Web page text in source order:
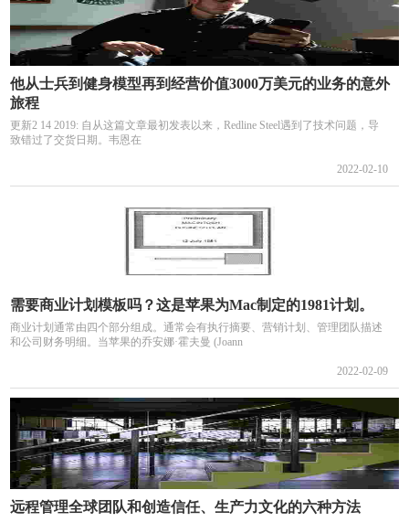
他从士兵到健身模型再到经营价值3000万美元的业务的意外
旅程
更新2 14 2019: 自从这篇文章最初发表以来，Redline Steel遇到了技术问题，导
致错过了交货日期。韦恩在
2022-02-10
需要商业计划模板吗？这是苹果为Mac制定的1981计划。
商业计划通常由四个部分组成。通常会有执行摘要、营销计划、管理团队描述
和公司财务明细。当苹果的乔安娜·霍夫曼 (Joann
2022-02-09
远程管理全球团队和创造信任、生产力文化的六种方法